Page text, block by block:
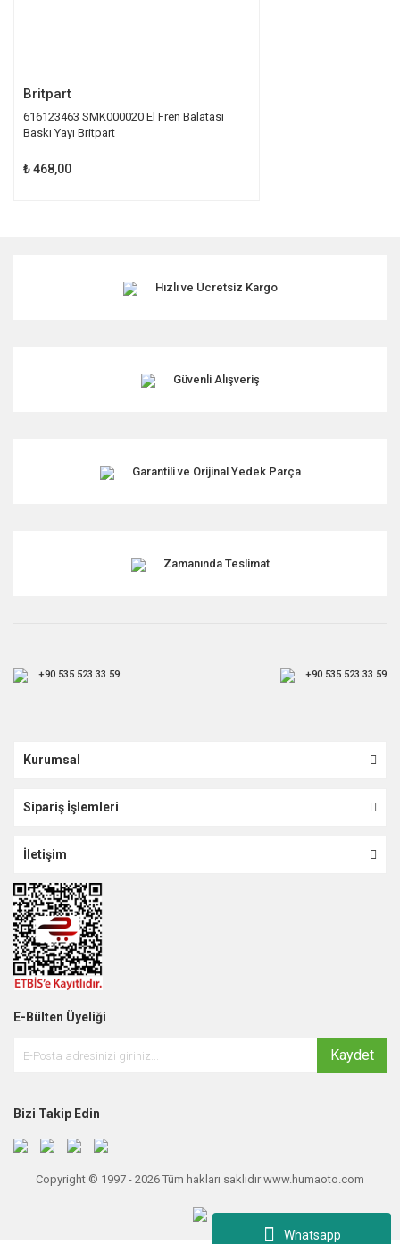
Whatsapp
Britpart
616123463 SMK000020 El Fren Balatası
Baskı Yayı Britpart
₺ 468,00
Hızlı ve Ücretsiz Kargo
Güvenli Alışveriş
Garantili ve Orijinal Yedek Parça
Zamanında Teslimat
+90 535 523 33 59 +90 535 523 33 59
Kurumsal
Sipariş İşlemleri
İletişim
E-Bülten Üyeliği
Kaydet
Bizi Takip Edin
Copyright © 1997 - 2026 Tüm hakları saklıdır www.humaoto.com